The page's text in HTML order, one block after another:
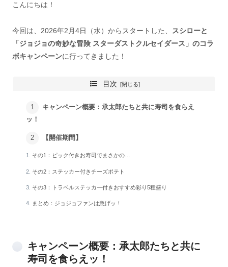
こんにちは！
今回は、2026年2月4日（水）からスタートした、
スシローと
「ジョジョの奇妙な冒険 スターダストクルセイダース」のコラ
ボキャンペーンに行ってきました！
目次
キャンペーン概要：承太郎たちと共に寿司を食らえ
ッ！
【開催期間】
その1：ピック付きお寿司でまさかの…
その2：ステッカー付きチーズポテト
その3：トラベルステッカー付きおすすめ彩り5種盛り
まとめ：ジョジョファンは急げッ！
キャンペーン概要：承太郎たちと共に
寿司を食らえッ！